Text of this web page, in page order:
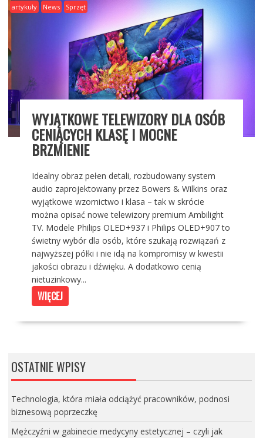
artykuły News Sprzęt
WYJĄTKOWE TELEWIZORY DLA OSÓB
CENIĄCYCH KLASĘ I MOCNE
BRZMIENIE
Idealny obraz pełen detali, rozbudowany system
audio zaprojektowany przez Bowers & Wilkins oraz
wyjątkowe wzornictwo i klasa – tak w skrócie
można opisać nowe telewizory premium Ambilight
TV. Modele Philips OLED+937 i Philips OLED+907 to
świetny wybór dla osób, które szukają rozwiązań z
najwyższej półki i nie idą na kompromisy w kwestii
jakości obrazu i dźwięku. A dodatkowo cenią
nietuzinkowy...
WIĘCEJ
OSTATNIE WPISY
Technologia, która miała odciążyć pracowników, podnosi
biznesową poprzeczkę
Mężczyźni w gabinecie medycyny estetycznej – czyli jak